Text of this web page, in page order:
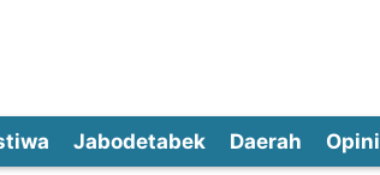
Jabodetabek Daerah Opini